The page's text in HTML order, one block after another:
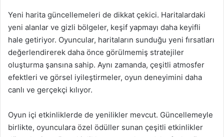
Yeni harita güncellemeleri de dikkat çekici. Haritalardaki
yeni alanlar ve gizli bölgeler, keşif yapmayı daha keyifli
hale getiriyor. Oyuncular, haritaların sunduğu yeni fırsatları
değerlendirerek daha önce görülmemiş stratejiler
oluşturma şansına sahip. Aynı zamanda, çeşitli atmosfer
efektleri ve görsel iyileştirmeler, oyun deneyimini daha
canlı ve gerçekçi kılıyor.
Oyun içi etkinliklerde de yenilikler mevcut. Güncellemeyle
birlikte, oyunculara özel ödüller sunan çeşitli etkinlikler